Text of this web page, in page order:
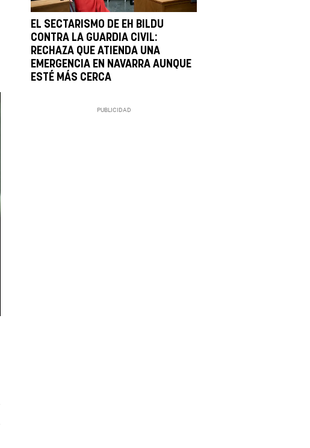
EL SECTARISMO DE EH BILDU
CONTRA LA GUARDIA CIVIL:
RECHAZA QUE ATIENDA UNA
EMERGENCIA EN NAVARRA AUNQUE
ESTÉ MÁS CERCA